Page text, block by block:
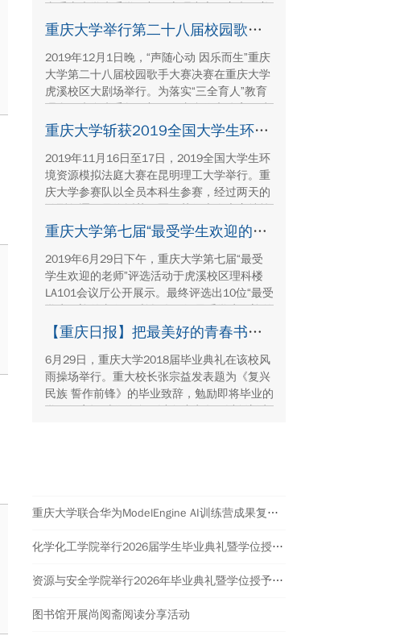
由重庆大学党委学工部（心理中心）主办，美
视电影学院承办。
重庆大学举行第二十八届校园歌手大赛决赛
2019年12月1日晚，“声随心动 因乐而生”重庆
大学第二十八届校园歌手大赛决赛在重庆大学
虎溪校区大剧场举行。为落实“三全育人”教育
理念，来自党委教工部、国内合作办公室、建
筑学院、管科学院、机械学院等校内各单位老
师与十位参赛选手同台演绎，现场观看师生达
1300余人。
重庆大学斩获2019全国大学生环境资源模拟法庭大赛冠军
2019年11月16日至17日，2019全国大学生环
境资源模拟法庭大赛在昆明理工大学举行。重
庆大学参赛队以全员本科生参赛，经过两天的
激烈角逐，最终斩获冠军，获得本次大赛特等
奖。法学院董正爱老师获评优秀指导教师，法
学院本科生贡梓铭荣获最佳辩手。
重庆大学第七届“最受学生欢迎的老师”评选活动落幕
2019年6月29日下午，重庆大学第七届“最受
学生欢迎的老师”评选活动于虎溪校区理科楼
LA101会议厅公开展示。最终评选出10位“最受
学生欢迎的老师”，并提名5位“最受学生欢迎的
老师”。
【重庆日报】把最美好的青春书写在广阔大地上
6月29日，重庆大学2018届毕业典礼在该校风
雨操场举行。重大校长张宗益发表题为《复兴
民族 誓作前锋》的毕业致辞，勉励即将毕业的
学子们牢记时代使命，以奋斗为名，以创新为
重庆大学联合华为ModelEngine AI训练营成果复盘暨高校教学实践计划启动会举行
化学化工学院举行2026届学生毕业典礼暨学位授予仪式
资源与安全学院举行2026年毕业典礼暨学位授予仪式
图书馆开展尚阅斋阅读分享活动